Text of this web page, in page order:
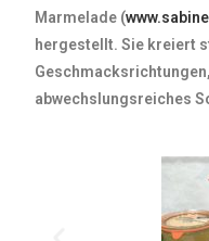
Marmelade (
hergestellt. Sie kreiert
abwechslungsreiches